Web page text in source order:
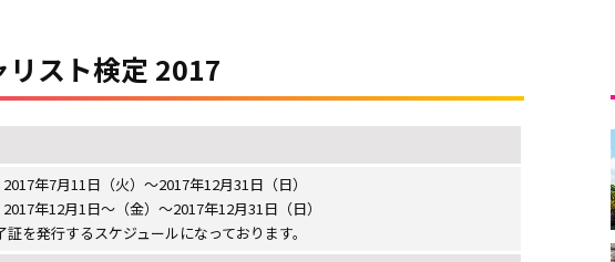
リスト検定 2017
年7月11日（火）～2017年12月31日（日）
年12月1日～（金）～2017年12月31日（日）
を発行するスケジュールになっております。